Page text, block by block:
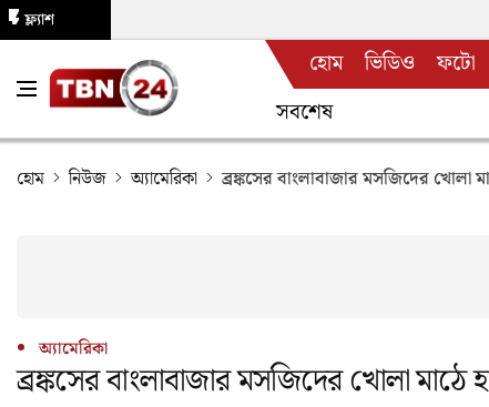
ফ্ল্যাশ
হোম ভিডিও ফটো
সবশেষ
হোম নিউজ অ্যামেরিকা ব্রঙ্কসের বাংলাবাজার মসজিদের খোলা
অ্যামেরিকা
ব্রঙ্কসের বাংলাবাজার মসজিদের খোলা